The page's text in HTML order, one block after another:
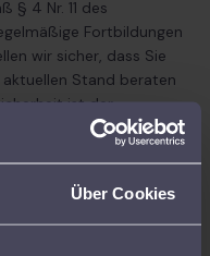
Über Cookies
§ 4 Nr. 11 des
Fortbildungen
wir sicher, dass Sie
Stand beraten
ist der
e.V. über eine
abgesichert
Beratungsumfang sind
sowie der